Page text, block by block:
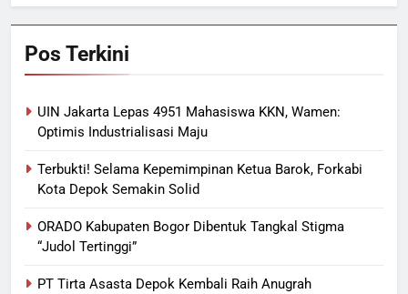
Pos Terkini
UIN Jakarta Lepas 4951 Mahasiswa KKN, Wamen:
Optimis Industrialisasi Maju
Terbukti! Selama Kepemimpinan Ketua Barok, Forkabi
Kota Depok Semakin Solid
ORADO Kabupaten Bogor Dibentuk Tangkal Stigma
“Judol Tertinggi”
PT Tirta Asasta Depok Kembali Raih Anugrah